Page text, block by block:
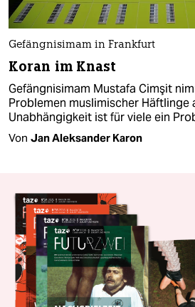
Gefängnisimam in Frankfurt
Koran im Knast
Gefängnisimam Mustafa Cimşit
Problemen muslimischer Häftlinge
Unabhängigkeit ist für viele ein
Von Jan Aleksander Karon